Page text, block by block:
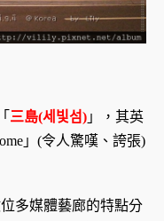
三島(세빛섬) 」，其英
」(令人驚嘆、誇張)
多媒體藝廊的特點分